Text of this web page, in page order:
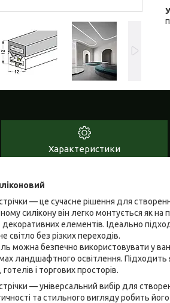
Характеристики
— це сучасне рішення для
силікону він легко монтується як на
елементів. Ідеально
світло без різких переходів.
можна безпечно використовувати у
ландшафтного освітлення.
і торгових просторів.
— універсальний вибір для
та стильного вигляду робить